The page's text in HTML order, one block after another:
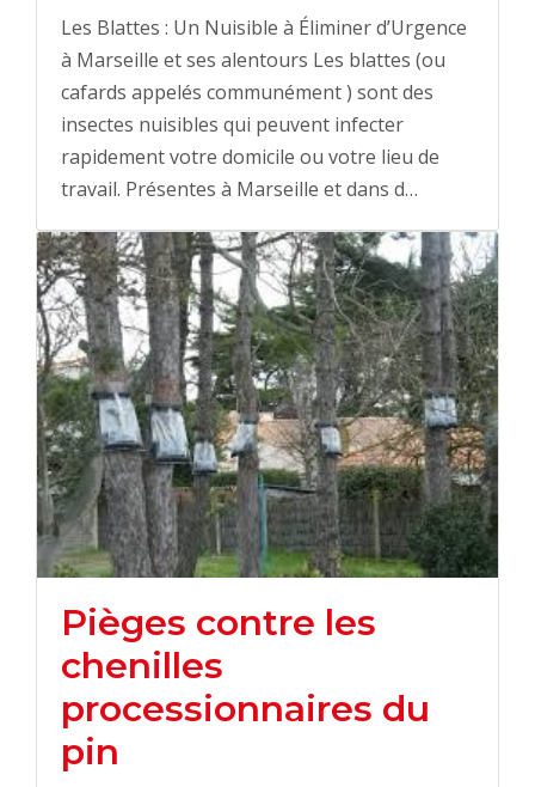
Les Blattes : Un Nuisible à Éliminer d’Urgence
à Marseille et ses alentours Les blattes (ou
cafards appelés communément ) sont des
insectes nuisibles qui peuvent infecter
rapidement votre domicile ou votre lieu de
travail. Présentes à Marseille et dans d…
Pièges contre les
chenilles
processionnaires du
pin